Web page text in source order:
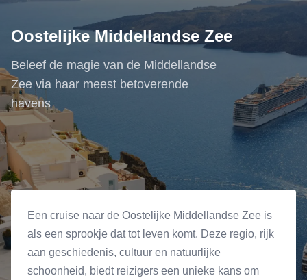
Oostelijke Middellandse Zee
Beleef de magie van de Middellandse
Zee via haar meest betoverende
havens
Een cruise naar de Oostelijke Middellandse Zee is
als een sprookje dat tot leven komt. Deze regio, rijk
aan geschiedenis, cultuur en natuurlijke
schoonheid, biedt reizigers een unieke kans om